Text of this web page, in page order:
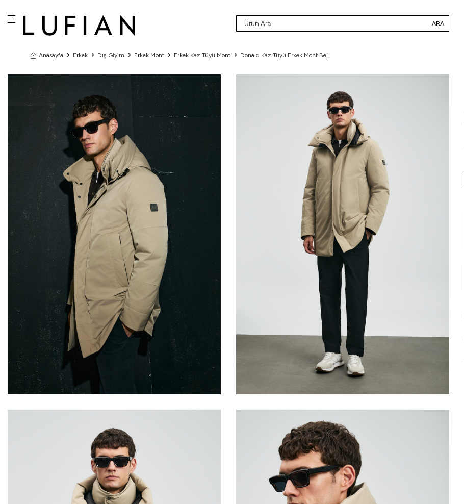
ARA
Anasayfa Erkek Dış Giyim Erkek Mont Erkek Kaz Tüyü Mont Donald Kaz Tüyü Erkek Mont Bej